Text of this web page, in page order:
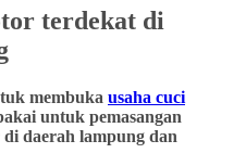
terdekat di
membuka usaha cuci
untuk pemasangan
daerah lampung dan